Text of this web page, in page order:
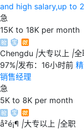
and high salary,up to
急
15K to 18K per month
Chengdu |大专以上 |全
97%|发布：16小时前
销售经理
急
5K to 8K per month
å²é¡¶ |大专以上 |全职